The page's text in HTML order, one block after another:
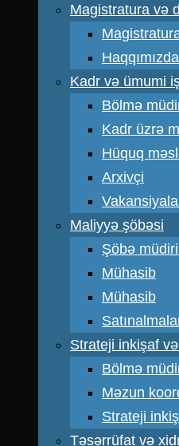
Magistratura və
Haqqımızda
Kadr və ümumi
Bölmə
Kadr üzrə
Hüquq
Arxivçi
Maliyyə şöbəsi
Şöbə
Mühasib
Mühasib
Strateji inkişaf
Bölmə
Məzun
Strateji
Təsərrüfat və